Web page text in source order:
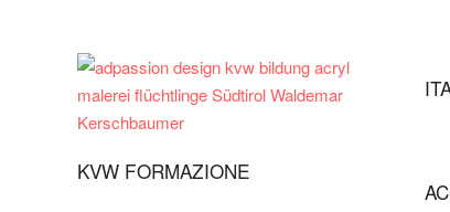
KVW FORMAZIONE